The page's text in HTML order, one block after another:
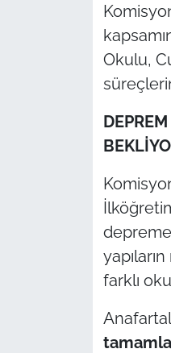
Okulu,
depreme
farklı
İş Dünyası
Bilim Teknoloji
Canlı Maç
Gündem-Eğitim